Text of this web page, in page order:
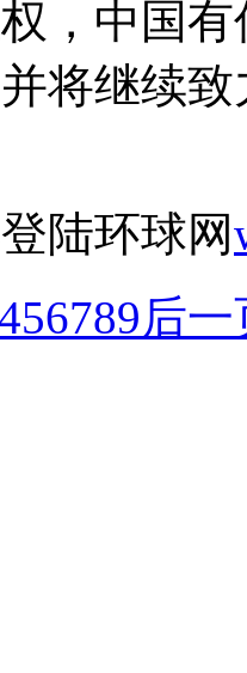
，中国
将继续
陆环球网
56789后